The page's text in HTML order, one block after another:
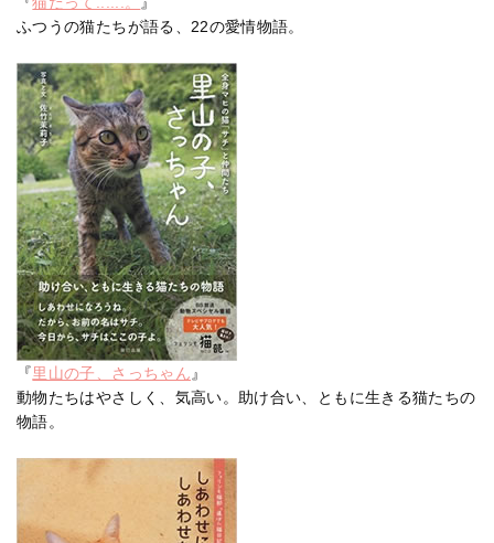
ふつうの猫たちが語る、22の愛情物語。
『里山の子、さっちゃん』
動物たちはやさしく、気高い。助け合い、ともに生きる猫たちの
物語。